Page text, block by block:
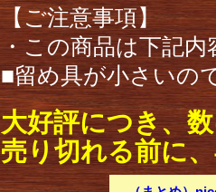
【ご注意事項】
・この商品は下記
■留め具が小さいの
大好評につき、
売り切れる前に